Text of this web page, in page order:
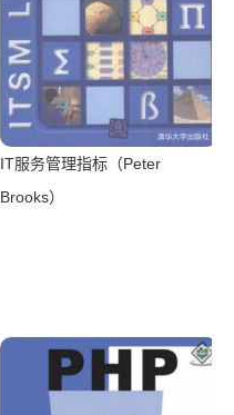
IT服务管理指标（Peter
Brooks）